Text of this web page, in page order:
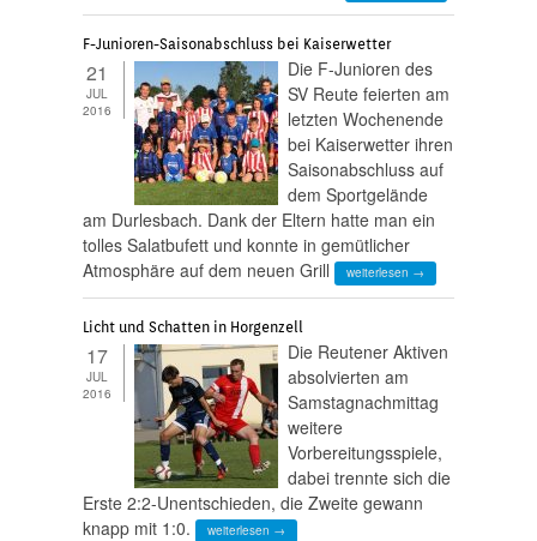
F-Junioren-Saisonabschluss bei Kaiserwetter
21
JUL
2016
Die F-Junioren des
SV Reute feierten am
letzten Wochenende
bei Kaiserwetter ihren
Saisonabschluss auf
dem Sportgelände
am Durlesbach. Dank der Eltern hatte man ein
tolles Salatbufett und konnte in gemütlicher
Atmosphäre auf dem neuen Grill
weiterlesen →
Licht und Schatten in Horgenzell
17
JUL
2016
Die Reutener Aktiven
absolvierten am
Samstagnachmittag
weitere
Vorbereitungsspiele,
dabei trennte sich die
Erste 2:2-Unentschieden, die Zweite gewann
knapp mit 1:0.
weiterlesen →